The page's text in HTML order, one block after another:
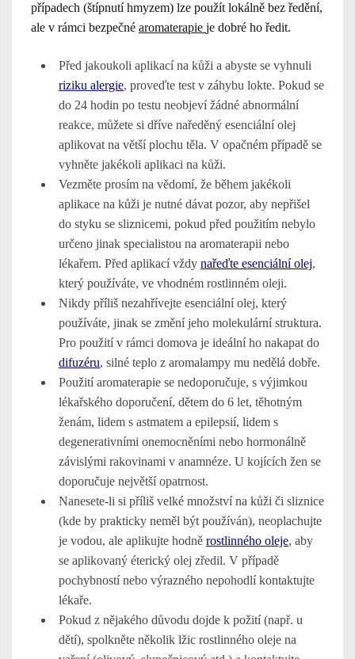
případech (štípnutí hmyzem) lze použít lokálně bez ředění,
ale v rámci bezpečné aromaterapie je dobré ho ředit.
Před jakoukoli aplikací na kůži a abyste se vyhnuli
riziku alergie, proveďte test v záhybu lokte. Pokud se
do 24 hodin po testu neobjeví žádné abnormální
reakce, můžete si dříve naředěný esenciální olej
aplikovat na větší plochu těla. V opačném případě se
vyhněte jakékoli aplikaci na kůži.
Vezměte prosím na vědomí, že během jakékoli
aplikace na kůži je nutné dávat pozor, aby nepřišel
do styku se sliznicemi, pokud před použitím nebylo
určeno jinak specialistou na aromaterapii nebo
lékařem. Před aplikací vždy nařeďte esenciální olej,
který používáte, ve vhodném rostlinném oleji.
Nikdy příliš nezahřívejte esenciální olej, který
používáte, jinak se změní jeho molekulární struktura.
Pro použití v rámci domova je ideální ho nakapat do
difuzéru, silné teplo z aromalampy mu nedělá dobře.
Použití aromaterapie se nedoporučuje, s výjimkou
lékařského doporučení, dětem do 6 let, těhotným
ženám, lidem s astmatem a epilepsií, lidem s
degenerativními onemocněními nebo hormonálně
závislými rakovinami v anamnéze. U kojících žen se
doporučuje největší opatrnost.
Nanesete-li si příliš velké množství na kůži či sliznice
(kde by prakticky neměl být používán), neoplachujte
je vodou, ale aplikujte hodně rostlinného oleje, aby
se aplikovaný éterický olej zředil. V případě
pochybností nebo výrazného nepohodlí kontaktujte
lékaře.
Pokud z nějakého důvodu dojde k požití (např. u
dětí), spolkněte několik lžic rostlinného oleje na